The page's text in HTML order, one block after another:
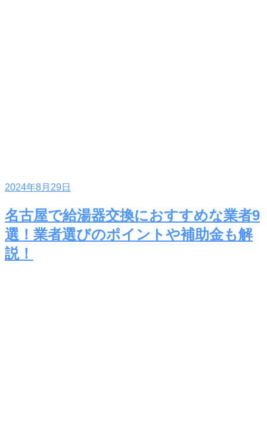
2024年8月29日
名古屋で給湯器交換におすすめな業者9
選！業者選びのポイントや補助金も解
説！